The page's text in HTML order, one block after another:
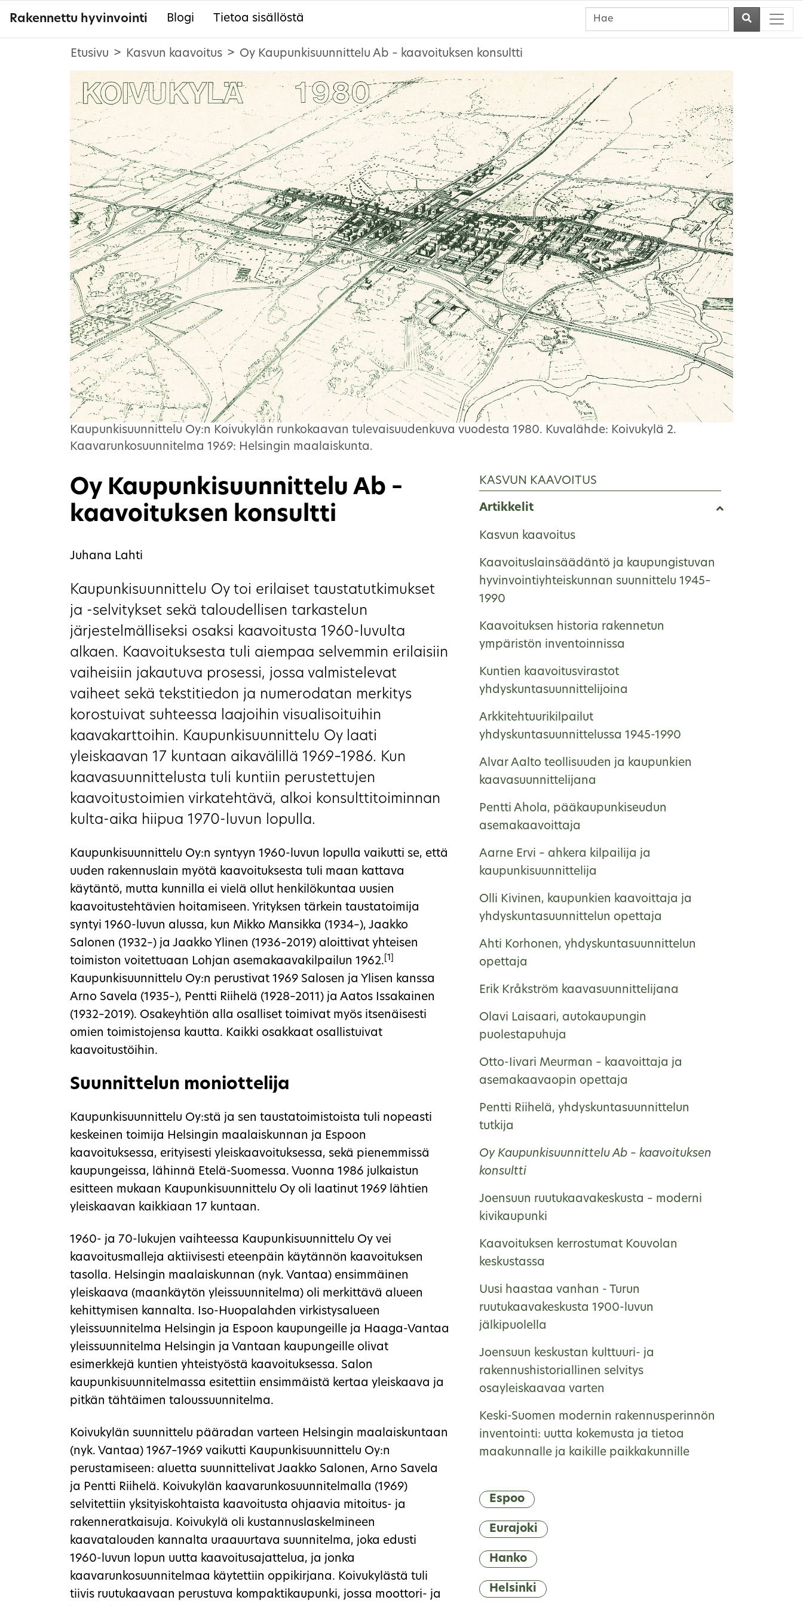
Rakennettu hyvinvointi Blogi Tietoa sisällöstä
Etusivu Kasvun kaavoitus Oy Kaupunkisuunnittelu Ab – kaavoituksen konsultti
Kaupunkisuunnittelu Oy:n Koivukylän runkokaavan tulevaisuudenkuva vuodesta 1980. Kuvalähde: Koivukylä 2.
Kaavarunkosuunnitelma 1969: Helsingin maalaiskunta.
Oy Kaupunkisuunnittelu Ab –
kaavoituksen konsultti
Juhana Lahti
Kaupunkisuunnittelu Oy toi erilaiset taustatutkimukset
ja -selvitykset sekä taloudellisen tarkastelun
järjestelmälliseksi osaksi kaavoitusta 1960-luvulta
alkaen. Kaavoituksesta tuli aiempaa selvemmin erilaisiin
vaiheisiin jakautuva prosessi, jossa valmistelevat
vaiheet sekä tekstitiedon ja numerodatan merkitys
korostuivat suhteessa laajoihin visualisoituihin
kaavakarttoihin. Kaupunkisuunnittelu Oy laati
yleiskaavan 17 kuntaan aikavälillä 1969–1986. Kun
kaavasuunnittelusta tuli kuntiin perustettujen
kaavoitustoimien virkatehtävä, alkoi konsulttitoiminnan
kulta-aika hiipua 1970-luvun lopulla.
Kaupunkisuunnittelu Oy:n syntyyn 1960-luvun lopulla vaikutti se, että
uuden rakennuslain myötä kaavoituksesta tuli maan kattava
käytäntö, mutta kunnilla ei vielä ollut henkilökuntaa uusien
kaavoitustehtävien hoitamiseen. Yrityksen tärkein taustatoimija
syntyi 1960-luvun alussa, kun Mikko Mansikka (1934–), Jaakko
Salonen (1932–) ja Jaakko Ylinen (1936–2019) aloittivat yhteisen
toimiston voitettuaan Lohjan asemakaavakilpailun 1962. [1]
Kaupunkisuunnittelu Oy:n perustivat 1969 Salosen ja Ylisen kanssa
Arno Savela (1935–), Pentti Riihelä (1928–2011) ja Aatos Issakainen
(1932–2019). Osakeyhtiön alla osalliset toimivat myös itsenäisesti
omien toimistojensa kautta. Kaikki osakkaat osallistuivat
kaavoitustöihin.
Suunnittelun moniottelija
Kaupunkisuunnittelu Oy:stä ja sen taustatoimistoista tuli nopeasti
keskeinen toimija Helsingin maalaiskunnan ja Espoon
kaavoituksessa, erityisesti yleiskaavoituksessa, sekä pienemmissä
kaupungeissa, lähinnä Etelä-Suomessa. Vuonna 1986 julkaistun
esitteen mukaan Kaupunkisuunnittelu Oy oli laatinut 1969 lähtien
yleiskaavan kaikkiaan 17 kuntaan.
1960- ja 70-lukujen vaihteessa Kaupunkisuunnittelu Oy vei
kaavoitusmalleja aktiivisesti eteenpäin käytännön kaavoituksen
tasolla. Helsingin maalaiskunnan (nyk. Vantaa) ensimmäinen
yleiskaava (maankäytön yleissuunnitelma) oli merkittävä alueen
kehittymisen kannalta. Iso-Huopalahden virkistysalueen
yleissuunnitelma Helsingin ja Espoon kaupungeille ja Haaga-Vantaa
yleissuunnitelma Helsingin ja Vantaan kaupungeille olivat
esimerkkejä kuntien yhteistyöstä kaavoituksessa. Salon
kaupunkisuunnitelmassa esitettiin ensimmäistä kertaa yleiskaava ja
pitkän tähtäimen taloussuunnitelma.
Koivukylän suunnittelu pääradan varteen Helsingin maalaiskuntaan
(nyk. Vantaa) 1967–1969 vaikutti Kaupunkisuunnittelu Oy:n
perustamiseen: aluetta suunnittelivat Jaakko Salonen, Arno Savela
ja Pentti Riihelä. Koivukylän kaavarunkosuunnitelmalla (1969)
selvitettiin yksityiskohtaista kaavoitusta ohjaavia mitoitus- ja
rakenneratkaisuja. Koivukylä oli kustannuslaskelmineen
kaavatalouden kannalta uraauurtava suunnitelma, joka edusti
1960-luvun lopun uutta kaavoitusajattelua, ja jonka
kaavarunkosuunnitelmaa käytettiin oppikirjana. Koivukylästä tuli
tiivis ruutukaavaan perustuva kompaktikaupunki, jossa moottori- ja
KASVUN KAAVOITUS
Artikkelit
Kasvun kaavoitus
Kaavoituslainsäädäntö ja kaupungistuvan
hyvinvointiyhteiskunnan suunnittelu 1945–
1990
Kaavoituksen historia rakennetun
ympäristön inventoinnissa
Kuntien kaavoitusvirastot
yhdyskuntasuunnittelijoina
Arkkitehtuurikilpailut
yhdyskuntasuunnittelussa 1945-1990
Alvar Aalto teollisuuden ja kaupunkien
kaavasuunnittelijana
Pentti Ahola, pääkaupunkiseudun
asemakaavoittaja
Aarne Ervi – ahkera kilpailija ja
kaupunkisuunnittelija
Olli Kivinen, kaupunkien kaavoittaja ja
yhdyskuntasuunnittelun opettaja
Ahti Korhonen, yhdyskuntasuunnittelun
opettaja
Erik Kråkström kaavasuunnittelijana
Olavi Laisaari, autokaupungin
puolestapuhuja
Otto-Iivari Meurman – kaavoittaja ja
asemakaavaopin opettaja
Pentti Riihelä, yhdyskuntasuunnittelun
tutkija
Oy Kaupunkisuunnittelu Ab – kaavoituksen
konsultti
Joensuun ruutukaavakeskusta – moderni
kivikaupunki
Kaavoituksen kerrostumat Kouvolan
keskustassa
Uusi haastaa vanhan - Turun
ruutukaavakeskusta 1900-luvun
jälkipuolella
Joensuun keskustan kulttuuri- ja
rakennushistoriallinen selvitys
osayleiskaavaa varten
Keski-Suomen modernin rakennusperinnön
inventointi: uutta kokemusta ja tietoa
maakunnalle ja kaikille paikkakunnille
Espoo
Eurajoki
Hanko
Helsinki